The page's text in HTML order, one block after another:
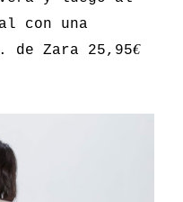
con una
de Zara 25,95€